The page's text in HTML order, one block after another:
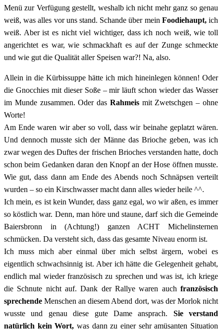
Menü zur Verfügung gestellt, weshalb ich nicht mehr ganz so genau
weiß, was alles vor uns stand. Schande über mein Foodiehaupt,ich
weiß. Aber ist es nicht viel wichtiger, dass ich noch weiß, wie toll
angerichtet es war, wie schmackhaft es auf der Zunge schmeckte
und wie gut die Qualität aller Speisen war?! Na, also.
Allein in die Kürbissuppe hätte ich mich hineinlegen können! Oder
die Gnocchies mit dieser Soße – mir läuft schon wieder das Wasser
im Munde zusammen. Oder das Rahmeismit Zwetschgen – ohne
Worte!
Am Ende waren wir aber so voll, dass wir beinahe geplatzt wären.
Und dennoch musste sich der Männe das Brioche geben, was ich
zwar wegen des Duftes der frischen Brioches verstanden hatte, doch
schon beim Gedanken daran den Knopf an der Hose öffnen musste.
Wie gut, dass dann am Ende des Abends noch Schnäpsen verteilt
wurden – so ein Kirschwasser macht dann alles wieder heile ^^.
Ich mein, es ist kein Wunder, dass ganz egal, wo wir aßen, es immer
so köstlich war. Denn, man höre und staune, darf sich die Gemeinde
Baiersbronn in (Achtung!) ganzen ACHT Michelinsternen
schmücken. Da versteht sich, dass das gesamte Niveau enorm ist.
Ich muss mich aber einmal über mich selbst ärgern, wobei es
eigentlich schwachsinnig ist. Aber ich hätte die Gelegenheit gehabt,
endlich mal wieder französisch zu sprechen und was ist, ich kriege
die Schnute nicht auf. Dank der Rallye waren auch französisch
sprechendeMenschen an diesem Abend dort, was der Morlok nicht
wusste und genau diese gute Dame ansprach. Sie verstand
natürlich kein Wort, was dann zu einer sehr amüsanten Situation